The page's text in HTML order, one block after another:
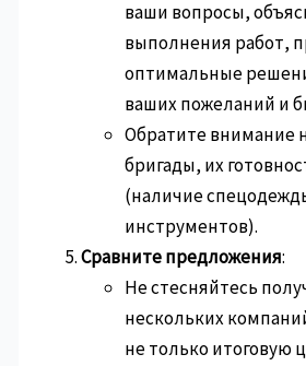
ваши вопросы,
выполнения работ,
оптимальные
ваших пожеланий и
Обратите внимание
бригады, их
(наличие
инструментов).
Сравните предложения:
Не стесняйтесь
нескольких
не только итоговую